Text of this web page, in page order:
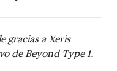
gracias a Xeris
de Beyond Type 1.